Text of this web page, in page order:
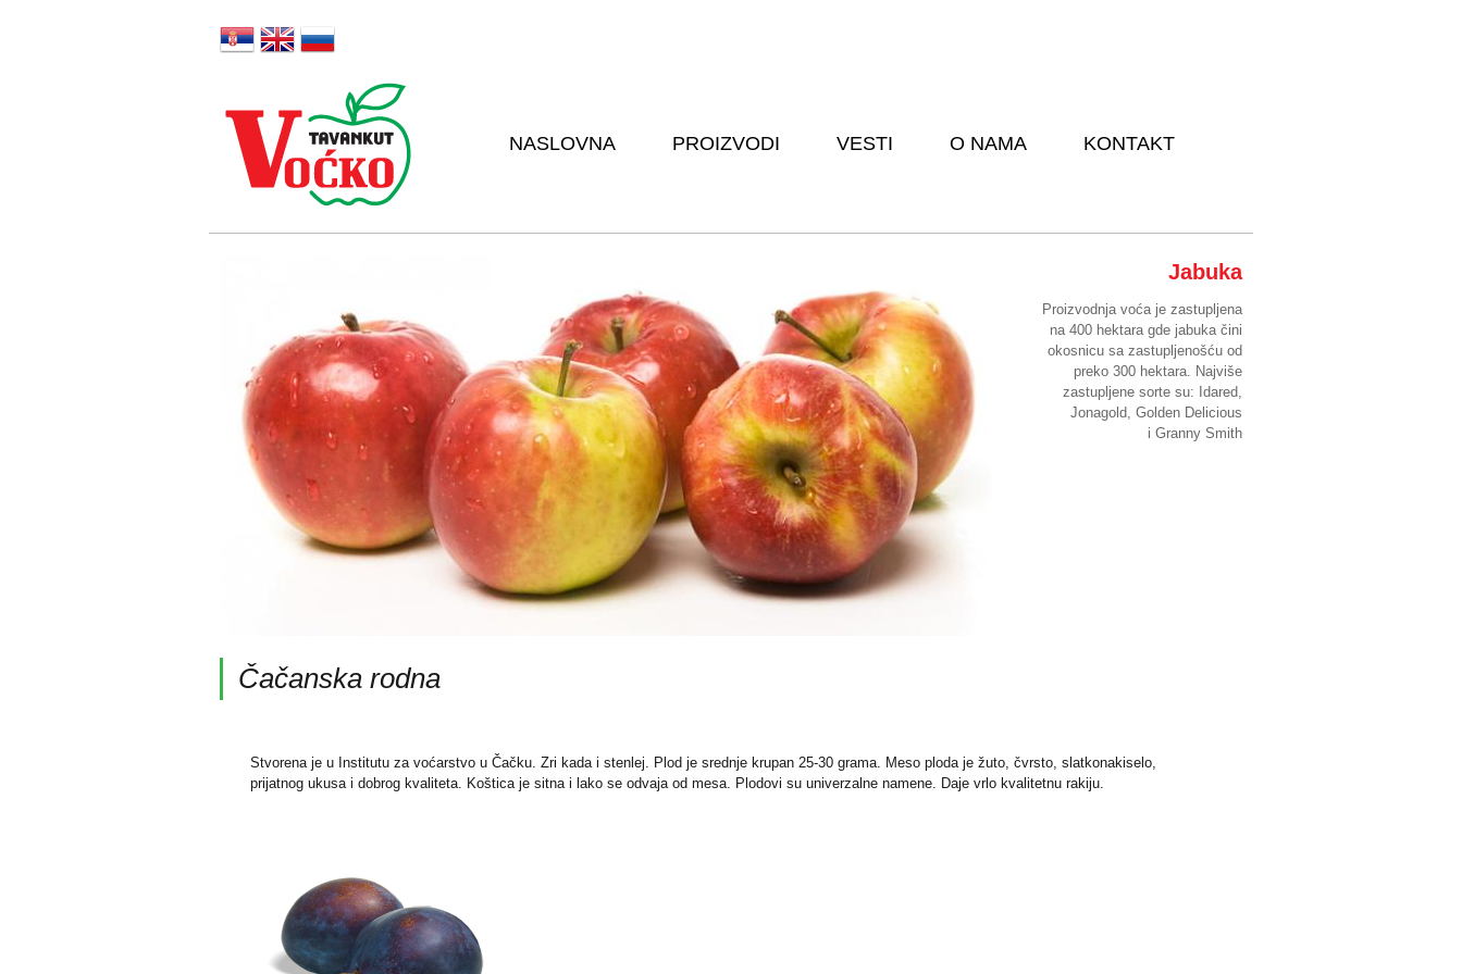
Русский
NASLOVNA PROIZVODI VESTI O NAMA KONTAKT
Jabuka
Proizvodnja voća je zastupljena
na 400 hektara gde jabuka čini
okosnicu sa zastupljenošću od
preko 300 hektara. Najviše
zastupljene sorte su: Idared,
Jonagold, Golden Delicious
i Granny Smith
Čačanska rodna
Stvorena je u Institutu za voćarstvo u Čačku. Zri kada i stenlej. Plod je srednje krupan 25-30 grama. Meso ploda je žuto, čvrsto, slatkonakiselo,
prijatnog ukusa i dobrog kvaliteta. Koštica je sitna i lako se odvaja od mesa. Plodovi su univerzalne namene. Daje vrlo kvalitetnu rakiju.